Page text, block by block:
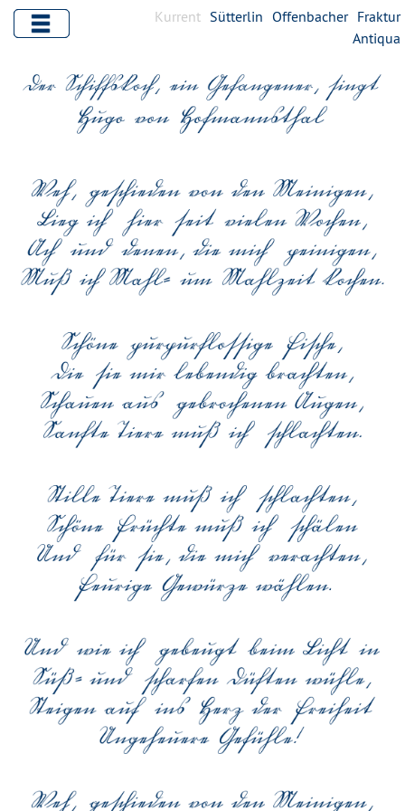
Kurrent Sütterlin Offenbacher Fraktur
Antiqua